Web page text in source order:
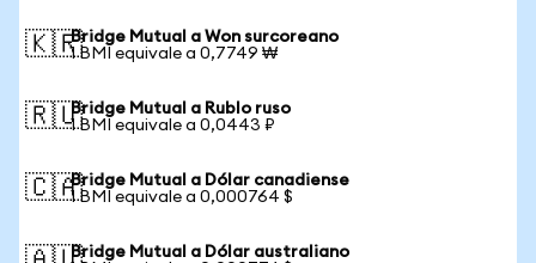
🇰🇷Bridge Mutual a Won surcoreano
1 BMI equivale a 0,7749 ₩
🇷🇺Bridge Mutual a Rublo ruso
1 BMI equivale a 0,0443 ₽
🇨🇦Bridge Mutual a Dólar canadiense
1 BMI equivale a 0,000764 $
Bridge Mutual a Dólar australiano